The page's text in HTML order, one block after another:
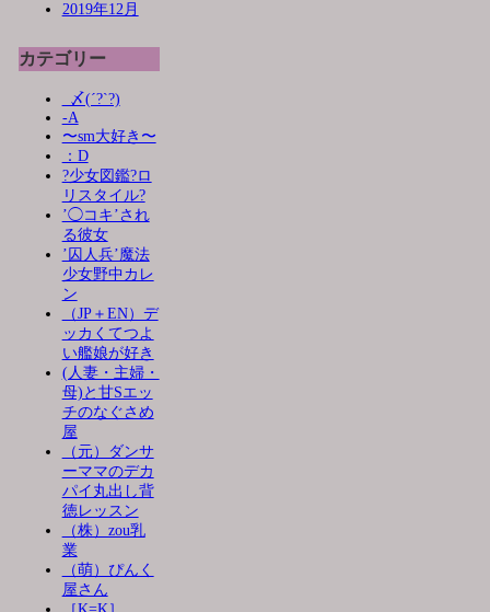
2019年12月
カテゴリー
_〆(´?`?)
-A
〜sm大好き〜
：D
?少女図鑑?ロ
リスタイル?
’◯コキ’され
る彼女
’囚人兵’魔法
少女野中カレ
ン
（JP＋EN）デ
ッカくてつよ
い艦娘が好き
(人妻・主婦・
母)と甘Sエッ
チのなぐさめ
屋
（元）ダンサ
ーママのデカ
パイ丸出し背
徳レッスン
（株）zou乳
業
（萌）ぴんく
屋さん